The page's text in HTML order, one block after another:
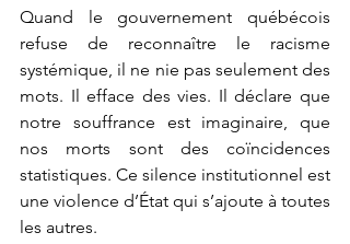
Quand le gouvernement québécois
refuse de reconnaître le racisme
systémique, il ne nie pas seulement des
mots. Il efface des vies. Il déclare que
notre souffrance est imaginaire, que
nos morts sont des coïncidences
statistiques. Ce silence institutionnel est
une violence d’État qui s’ajoute à toutes
les autres.